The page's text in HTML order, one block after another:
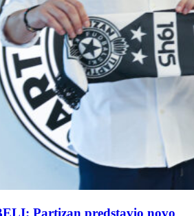
Partizan predstavio novo